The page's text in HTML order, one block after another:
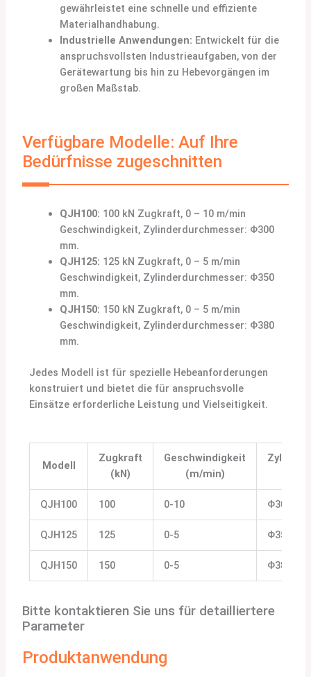
gewährleistet eine schnelle und effiziente
Materialhandhabung.
Industrielle Anwendungen: Entwickelt für die
anspruchsvollsten Industrieaufgaben, von der
Gerätewartung bis hin zu Hebevorgängen im
großen Maßstab.
Verfügbare Modelle: Auf Ihre
Bedürfnisse zugeschnitten
QJH100: 100 kN Zugkraft, 0 – 10 m/min
Geschwindigkeit, Zylinderdurchmesser: Φ300
mm.
QJH125: 125 kN Zugkraft, 0 – 5 m/min
Geschwindigkeit, Zylinderdurchmesser: Φ350
mm.
QJH150: 150 kN Zugkraft, 0 – 5 m/min
Geschwindigkeit, Zylinderdurchmesser: Φ380
mm.
Jedes Modell ist für spezielle Hebeanforderungen
konstruiert und bietet die für anspruchsvolle
Einsätze erforderliche Leistung und Vielseitigkeit.
Modell
Zugkraft
(kN)
Geschwindigkeit
(m/min)
QJH100 100 0-10 Φ300
QJH125 125 0-5 Φ350
QJH150 150 0-5 Φ380
Bitte kontaktieren Sie uns für detailliertere
Parameter
Produktanwendung